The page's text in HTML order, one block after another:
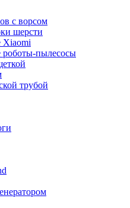
с ворсом
шерсти
пылесосы
трубой